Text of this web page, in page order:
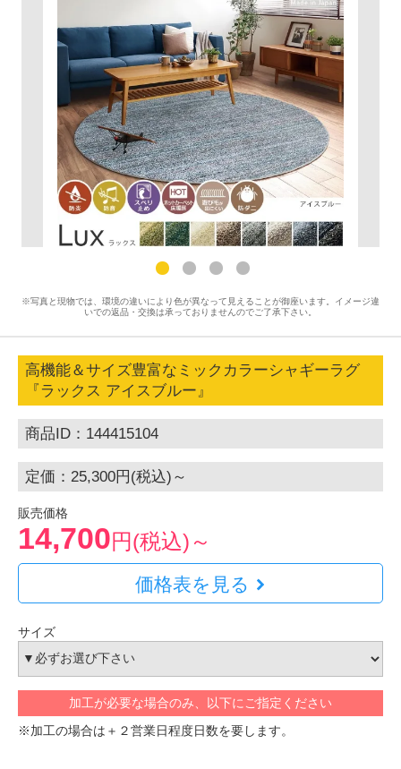
※写真と現物では、環境の違いにより色が異なって見えることが御座います。イメージ違
いでの返品・交換は承っておりませんのでご了承下さい。
高機能＆サイズ豊富なミックカラーシャギーラグ
『ラックス アイスブルー』
商品ID：144415104
定価：25,300円(税込)～
販売価格
14,700円(税込)～
価格表を見る
サイズ
加工が必要な場合のみ、以下にご指定ください
※加工の場合は＋２営業日程度日数を要します。